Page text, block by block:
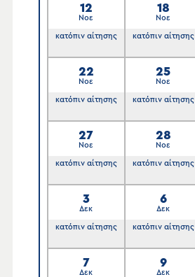
12
Νοε
κατόπιν αίτησης
18
Νοε
κατόπιν αίτησης
22
Νοε
κατόπιν αίτησης
25
Νοε
κατόπιν αίτησης
27
Νοε
κατόπιν αίτησης
28
Νοε
κατόπιν αίτησης
3
Δεκ
κατόπιν αίτησης
6
Δεκ
κατόπιν αίτησης
7
Δεκ
9
Δεκ